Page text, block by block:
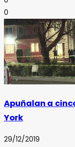
0
Apuñalan a
York
29/12/2019